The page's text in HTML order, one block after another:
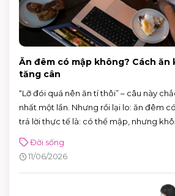
Ăn đêm có mập không? Cách ăn
tăng cân
“Lỡ đói quá nên ăn tí thôi” – câu này
nhất một lần. Nhưng rồi lại lo: ăn đêm
trả lời thực tế là: có thể mập, nhưng
Đời sống
11/06/2026